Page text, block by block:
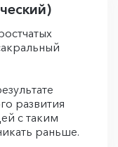
развития
с таким
раньше.